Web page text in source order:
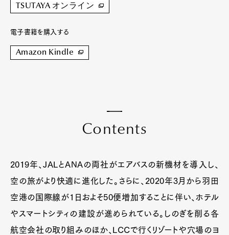
TSUTAYA オンライン
電子書籍を購入する
Amazon Kindle
Contents
2019年、JALとANAの両社がエアバスの新機材を導入し、
空の旅がより快適に進化した。さらに、2020年3月から羽田
空港の国際線が1日およそ50便増加することに伴い、ホテル
やスマートシティの建設が進められている。しのぎを削る各
航空会社の取り組みのほか、LCCで行くリゾートや穴場のヨ